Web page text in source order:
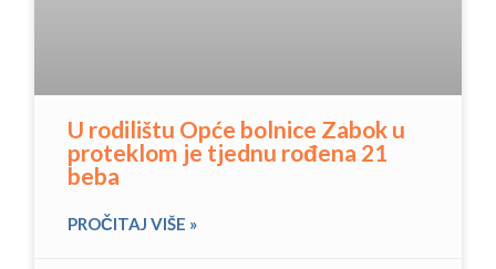
U rodilištu Opće bolnice Zabok u
proteklom je tjednu rođena 21
beba
PROČITAJ VIŠE »